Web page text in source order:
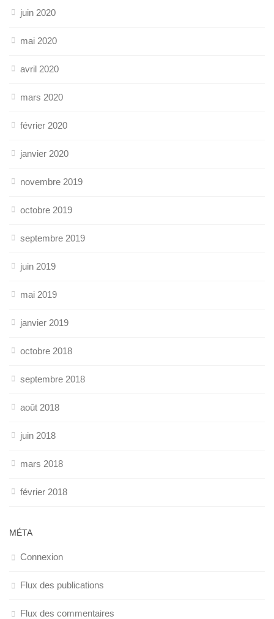
juin 2020
mai 2020
avril 2020
mars 2020
février 2020
janvier 2020
novembre 2019
octobre 2019
septembre 2019
juin 2019
mai 2019
janvier 2019
octobre 2018
septembre 2018
août 2018
juin 2018
mars 2018
février 2018
MÉTA
Connexion
Flux des publications
Flux des commentaires